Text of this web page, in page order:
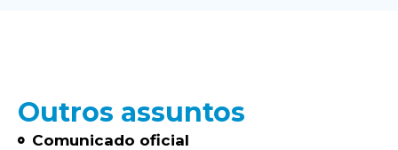
Outros assuntos
Comunicado oficial